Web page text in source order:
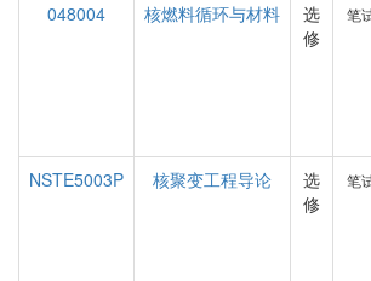
048004
核燃料循环与材料
选
修
笔
NSTE5003P
核聚变工程导论
选
修
笔